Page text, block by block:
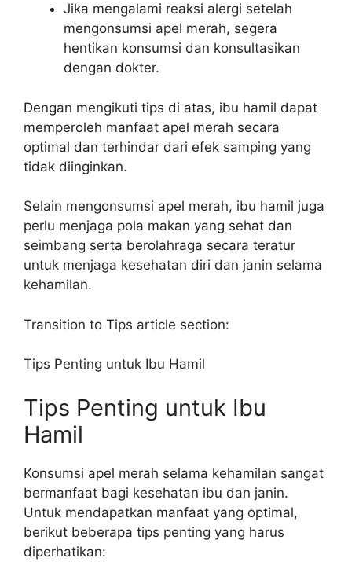
Jika mengalami reaksi alergi setelah
mengonsumsi apel merah, segera
hentikan konsumsi dan konsultasikan
dengan dokter.
Dengan mengikuti tips di atas, ibu hamil dapat
memperoleh manfaat apel merah secara
optimal dan terhindar dari efek samping yang
tidak diinginkan.
Selain mengonsumsi apel merah, ibu hamil juga
perlu menjaga pola makan yang sehat dan
seimbang serta berolahraga secara teratur
untuk menjaga kesehatan diri dan janin selama
kehamilan.
Transition to Tips article section:
Tips Penting untuk Ibu Hamil
Tips Penting untuk Ibu
Hamil
Konsumsi apel merah selama kehamilan sangat
bermanfaat bagi kesehatan ibu dan janin.
Untuk mendapatkan manfaat yang optimal,
berikut beberapa tips penting yang harus
diperhatikan: